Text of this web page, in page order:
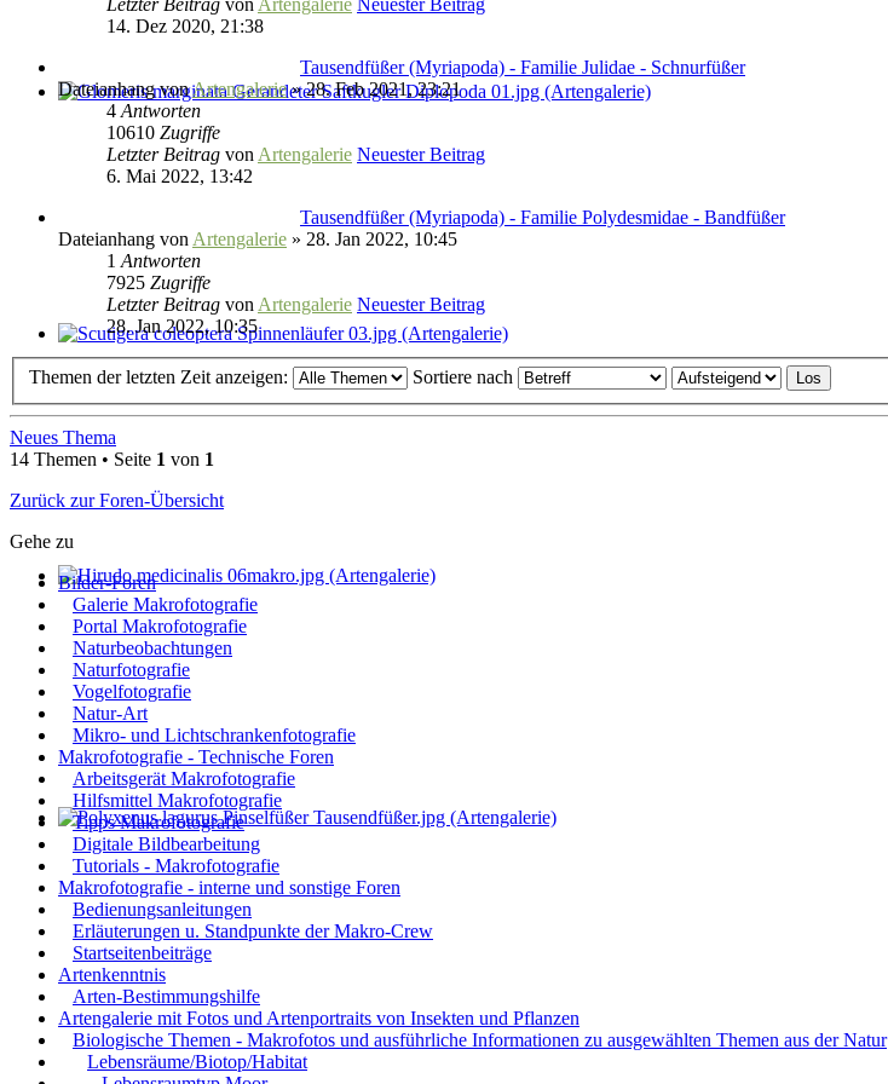
14. Dez 2020, 21:38
Tausendfüßer (Myriapoda) - Familie Julidae - Schnurfüßer
DateianhangvonArtengalerie» 28. Feb 2021, 23:21
4 Antworten
10610 Zugriffe
Letzter Beitrag von Artengalerie Neuester Beitrag
6. Mai 2022, 13:42
Tausendfüßer (Myriapoda) - Familie Polydesmidae - Bandfüßer
Dateianhang von Artengalerie » 28. Jan 2022, 10:45
1 Antworten
7925 Zugriffe
Letzter Beitrag von Artengalerie Neuester Beitrag
28. Jan 2022, 10:35
Themen der letzten Zeit anzeigen: Sortiere nach
Neues Thema
14 Themen • Seite 1 von 1
Zurück zur Foren-Übersicht
Gehe zu
Bilder-Foren
Galerie Makrofotografie
Portal Makrofotografie
Naturbeobachtungen
Naturfotografie
Vogelfotografie
Natur-Art
Mikro- und Lichtschrankenfotografie
Makrofotografie - Technische Foren
Arbeitsgerät Makrofotografie
Hilfsmittel Makrofotografie
Tipps Makrofotografie
Digitale Bildbearbeitung
Tutorials - Makrofotografie
Makrofotografie - interne und sonstige Foren
Bedienungsanleitungen
Erläuterungen u. Standpunkte der Makro-Crew
Startseitenbeiträge
Artenkenntnis
Arten-Bestimmungshilfe
Artengalerie mit Fotos und Artenportraits von Insekten und Pflanzen
Biologische Themen - Makrofotos und ausführliche Informationen zu ausgewählten Themen aus der Natur
Lebensräume/Biotop/Habitat